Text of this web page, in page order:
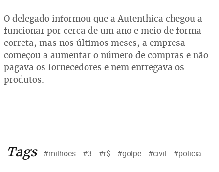
O delegado informou que a Autenthica chegou a
funcionar por cerca de um ano e meio de forma
correta, mas nos últimos meses, a empresa
começou a aumentar o número de compras e não
pagava os fornecedores e nem entregava os
produtos.
Tags #milhões #3 #r$ #golpe #civil #polícia